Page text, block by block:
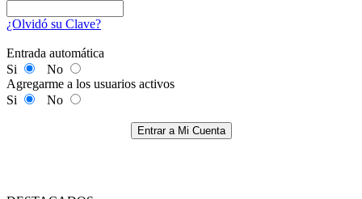
¿Olvidó su Clave?
Entrada automática
Si
No
Agregarme a los usuarios activos
Si
No
Entrar a Mi Cuenta